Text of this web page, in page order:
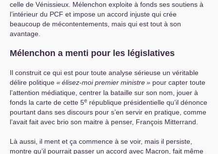
celle de Vénissieux. Mélenchon exploite à fonds ses soutiens à
l’intérieur du PCF et impose un accord injuste qui crée
beaucoup de mécontentements, mais qui est tout à son
avantage.
Mélenchon a menti pour les législatives
Il construit ce qui est pour toute analyse sérieuse un véritable
délire politique «élisez-moi premier ministre» pour capter toute
l’attention médiatique, centrer la bataille sur son nom, jouer à
fonds la carte de cette 5e république présidentielle qu’il dénonce
pourtant dans ses discours pour s’en servir en pratique, comme
l’avait fait avec brio son maitre à penser, François Mitterrand.
Là aussi, il ment et ça commence à se voir, mais il persiste,
montre qu’il pourrait passer un accord avec Macron, fait même